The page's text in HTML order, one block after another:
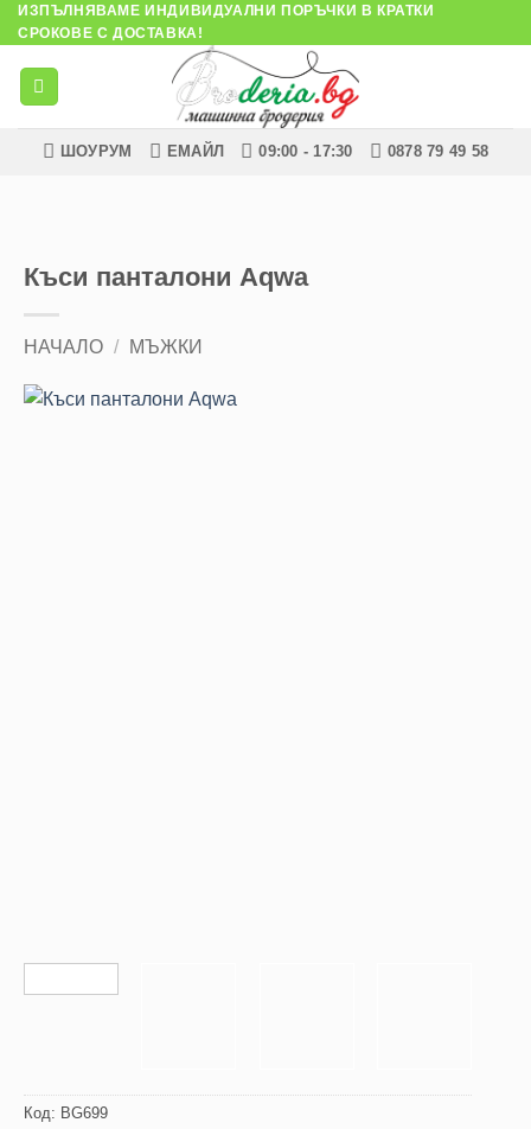
Skip
to
content
ИЗПЪЛНЯВАМЕ ИНДИВИДУАЛНИ ПОРЪЧКИ В КРАТКИ
СРОКОВЕ С ДОСТАВКА!
ШОУРУМ ЕМАЙЛ 09:00 - 17:30 0878 79 49 58
Къси панталони Aqwa
НАЧАЛО / МЪЖКИ
Код: BG699